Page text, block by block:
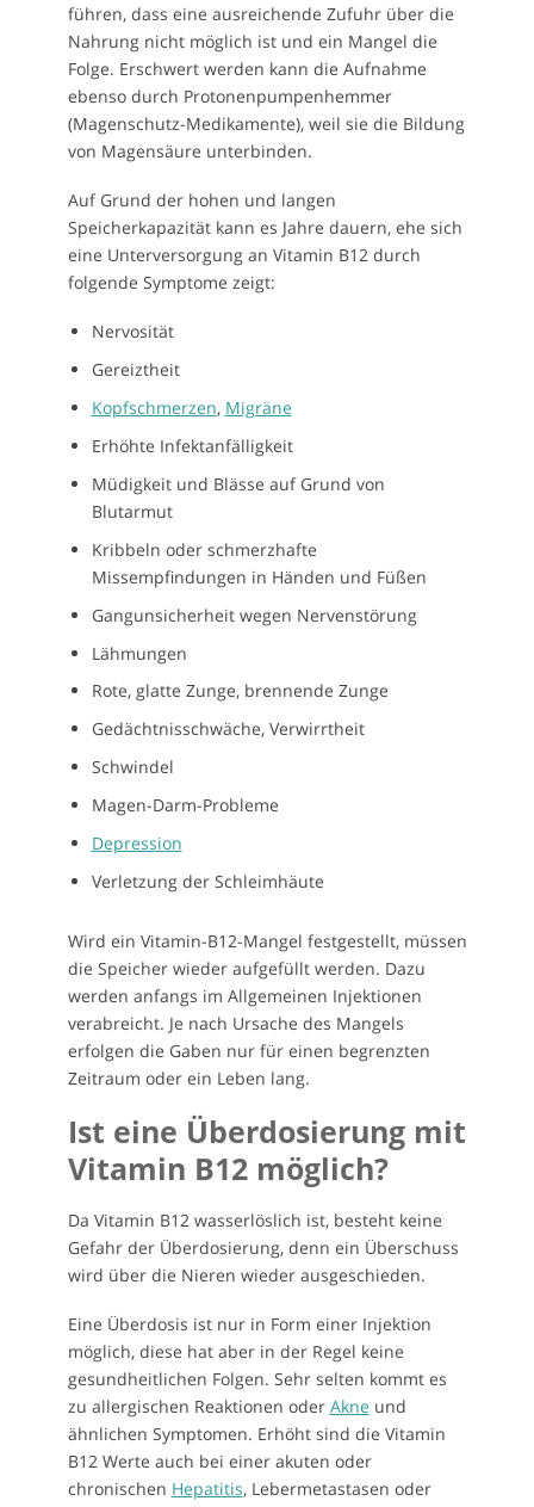
führen, dass eine ausreichende Zufuhr über die
Nahrung nicht möglich ist und ein Mangel die
Folge. Erschwert werden kann die Aufnahme
ebenso durch Protonenpumpenhemmer
(Magenschutz-Medikamente), weil sie die Bildung
von Magensäure unterbinden.
Auf Grund der hohen und langen
Speicherkapazität kann es Jahre dauern, ehe sich
eine Unterversorgung an Vitamin B12 durch
folgende Symptome zeigt:
Nervosität
Gereiztheit
Kopfschmerzen, Migräne
Erhöhte Infektanfälligkeit
Müdigkeit und Blässe auf Grund von
Blutarmut
Kribbeln oder schmerzhafte
Missempfindungen in Händen und Füßen
Gangunsicherheit wegen Nervenstörung
Lähmungen
Rote, glatte Zunge, brennende Zunge
Gedächtnisschwäche, Verwirrtheit
Schwindel
Magen-Darm-Probleme
Depression
Verletzung der Schleimhäute
Wird ein Vitamin-B12-Mangel festgestellt, müssen
die Speicher wieder aufgefüllt werden. Dazu
werden anfangs im Allgemeinen Injektionen
verabreicht. Je nach Ursache des Mangels
erfolgen die Gaben nur für einen begrenzten
Zeitraum oder ein Leben lang.
Ist eine Überdosierung mit
Vitamin B12 möglich?
Da Vitamin B12 wasserlöslich ist, besteht keine
Gefahr der Überdosierung, denn ein Überschuss
wird über die Nieren wieder ausgeschieden.
Eine Überdosis ist nur in Form einer Injektion
möglich, diese hat aber in der Regel keine
gesundheitlichen Folgen. Sehr selten kommt es
zu allergischen Reaktionen oder Akne und
ähnlichen Symptomen. Erhöht sind die Vitamin
B12 Werte auch bei einer akuten oder
chronischen Hepatitis, Lebermetastasen oder